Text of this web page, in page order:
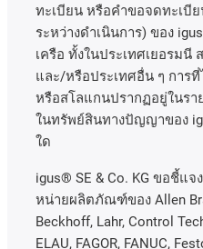
ทะเบียน หรือคำขอจดทะเบี
ระหว่างดำเนินการ) ของ
เครือ ทั้งในประเทศเยอรมนี
และ/หรือประเทศอื่น ๆ การ
หรือสโลแกนปรากฏอยู่ในรา
ในทรัพย์สินทางปัญญาของ
ใด
igus® SE & Co. KG ขอชี้แ
หน่ายผลิตภัณฑ์ของ Allen
Beckhoff, Lahr, Control
ELAU, FAGOR, FANUC,